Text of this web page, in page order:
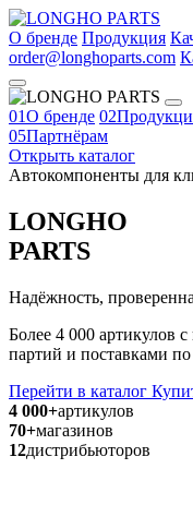
О бренде Продукция
order@longhoparts.com
01О бренде 02
05Партнёрам
Открыть каталог
Автокомпоненты для
LONGHO
PARTS
Надёжность,
Более 4 000 артикулов
партий и поставками
Перейти в каталог
4 000+артикулов
70+магазинов
12дистрибьюторов